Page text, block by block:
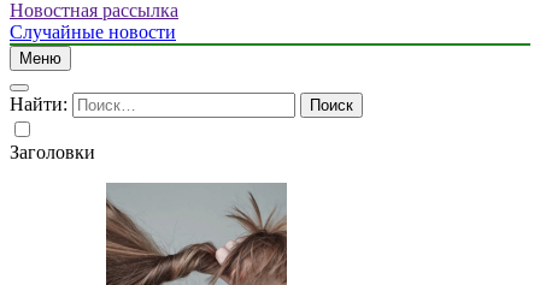
Новостная рассылка
Случайные новости
Меню
Найти:
Заголовки